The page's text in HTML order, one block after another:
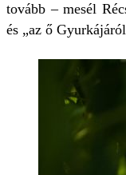
tovább – mesél
és „az ő